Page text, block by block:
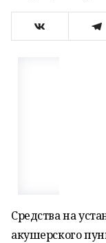
Средства на
акушерского